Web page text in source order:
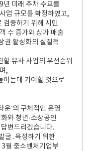
년 미래 주차 수요를
업 규모를 확정하였고,
검증하기 위해 시민
수 증가와 상가 매출
권 활성화의 실질적
할 유사 사업의 우선순위
,
이는데 기여할 것으로
운’의 구체적인 운영
와 청년·소상공인
변드리겠습니다.
굴․육성하기 위한
월 중소벤처기업부